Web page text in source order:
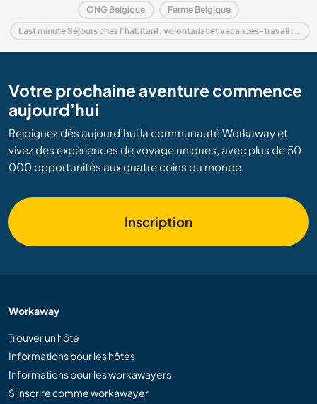
ONG Belgique Ferme Belgique
Last minute Séjours chez l'habitant, volontariat et vacances-travail : destination Belgique
Votre prochaine aventure commence
aujourd’hui
Rejoignez dès aujourd’hui la communauté Workaway et
vivez des expériences de voyage uniques, avec plus de 50
000 opportunités aux quatre coins du monde.
Inscription
Workaway
Trouver un hôte
Informations pour les hôtes
Informations pour les workawayers
S'inscrire comme workawayer